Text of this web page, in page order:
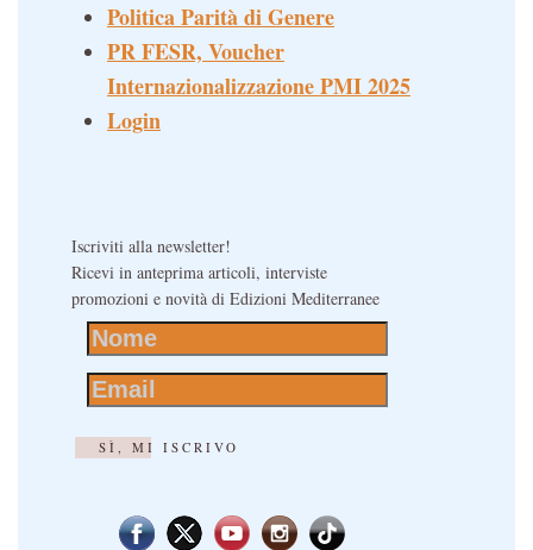
Politica Parità di Genere
PR FESR, Voucher
Internazionalizzazione PMI 2025
Login
Iscriviti alla newsletter!
Ricevi in anteprima articoli, interviste
promozioni e novità di Edizioni Mediterranee
SÌ, MI ISCRIVO